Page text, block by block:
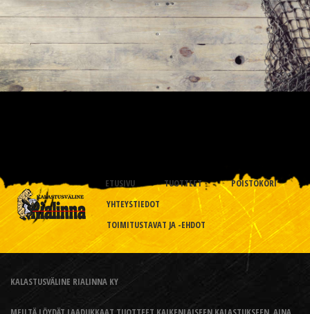
ETUSIVU TUOTTEET
POISTOKORI
YHTEYSTIEDOT
TOIMITUSTAVAT JA -EHDOT
KALASTUSVÄLINE RIALINNA KY